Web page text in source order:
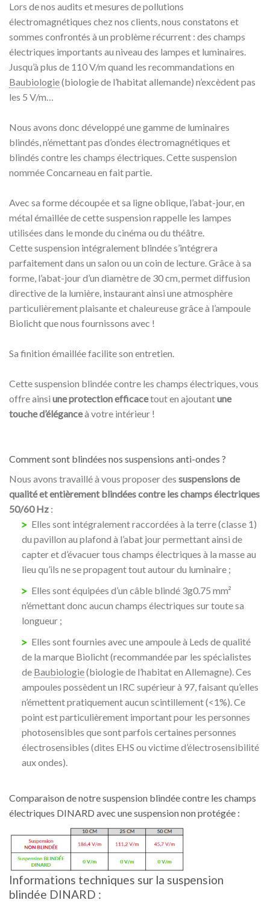
Lors de nos audits et mesures de pollutions
électromagnétiques chez nos clients, nous constatons et
sommes confrontés à un problème récurrent : des champs
électriques importants au niveau des lampes et luminaires.
Jusqu’à plus de 110 V/m quand les recommandations en
Baubiologie(biologie de l’habitat allemande) n’excèdent pas
les 5 V/m…
Nous avons donc développé une gamme de luminaires
blindés, n’émettant pas d’ondes électromagnétiques et
blindés contre les champs électriques. Cette suspension
nommée Concarneau en fait partie.
Avec sa forme découpée et sa ligne oblique, l’abat-jour, en
métal émaillée de cette suspension rappelle les lampes
utilisées dans le monde du cinéma ou du théâtre.
Cette suspension intégralement blindée s’intégrera
parfaitement dans un salon ou un coin de lecture. Grâce à sa
forme, l’abat-jour d’un diamètre de 30 cm, permet diffusion
directive de la lumière, instaurant ainsi une atmosphère
particulièrement plaisante et chaleureuse grâce à l’ampoule
Biolicht que nous fournissons avec !
Sa finition émaillée facilite son entretien.
Cette suspension blindée contre les champs électriques, vous
offre ainsi une protection efficacetout en ajoutantune
touche d’éléganceà votre intérieur !
Comment sont blindées nos suspensions anti-ondes ?
Nous avons travaillé à vous proposer des suspensions de
qualité et entièrement blindées contre les champs électriques
50/60 Hz :
Elles sont intégralement raccordées à la terre (classe 1)
du pavillon au plafond à l’abat jour permettant ainsi de
capter et d’évacuer tous champs électriques à la masse au
lieu qu’ils ne se propagent tout autour du luminaire ;
Elles sont équipées d’un câble blindé 3g0.75 mm²
n’émettant donc aucun champs électriques sur toute sa
longueur ;
Elles sont fournies avec une ampoule à Leds de qualité
de la marque Biolicht (recommandée par les spécialistes
de Baubiologie(biologie de l’habitat en Allemagne). Ces
ampoules possèdent un IRC supérieur à 97, faisant qu’elles
n’émettent pratiquement aucun scintillement (<1%). Ce
point est particulièrement important pour les personnes
photosensibles que sont parfois certaines personnes
électrosensibles (dites EHS ou victime d’électrosensibilité
aux ondes).
Comparaison de notre suspension blindée contre les champs
électriques DINARD avec une suspension non protégée :
Informations techniques sur la suspension
blindée DINARD :